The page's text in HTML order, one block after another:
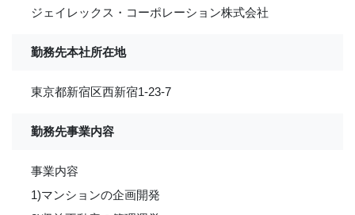
ジェイレックス・コーポレーション株式会社
勤務先本社所在地
東京都新宿区西新宿1-23-7
勤務先事業内容
事業内容
1)マンションの企画開発